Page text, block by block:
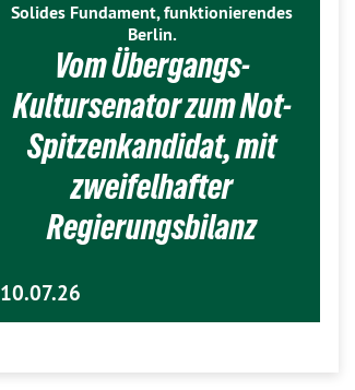
Solides Fundament, funktionierendes
Berlin.
Vom Übergangs-
Kultursenator zum Not-
Spitzenkandidat, mit
zweifelhafter
Regierungsbilanz
10.07.26